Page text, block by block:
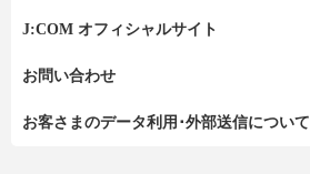
J:COM オフィシャルサイト
お問い合わせ
お客さまのデータ利用･外部送信について